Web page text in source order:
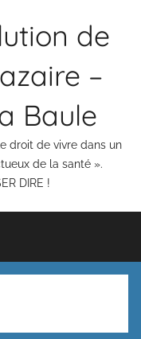
de
–
Baule
droit de vivre dans un
de la santé ».
DIRE !